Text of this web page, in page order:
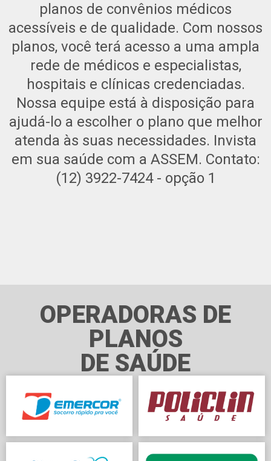
planos de convênios médicos
acessíveis e de qualidade. Com nossos
planos, você terá acesso a uma ampla
rede de médicos e especialistas,
hospitais e clínicas credenciadas.
Nossa equipe está à disposição para
ajudá-lo a escolher o plano que melhor
atenda às suas necessidades. Invista
em sua saúde com a ASSEM. Contato:
(12) 3922-7424 - opção 1
OPERADORAS DE
PLANOS
DE SAÚDE